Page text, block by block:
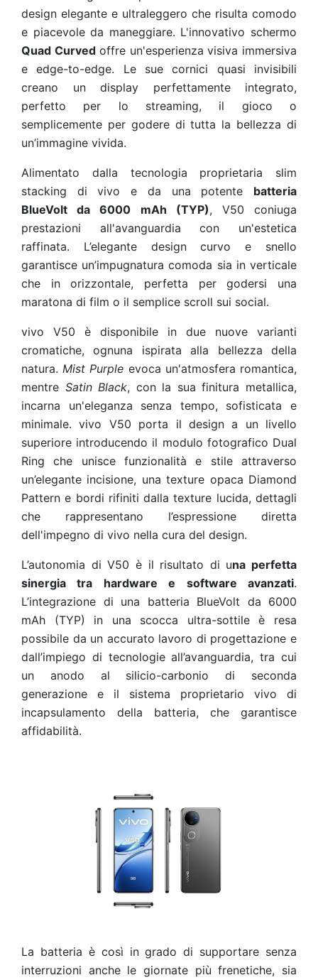
design elegante e ultraleggero che risulta comodo
e piacevole da maneggiare. L'innovativo schermo
Quad Curvedoffre un'esperienza visiva immersiva
e edge-to-edge. Le sue cornici quasi invisibili
creano un display perfettamente integrato,
perfetto per lo streaming, il gioco o
semplicemente per godere di tutta la bellezza di
un’immagine vivida.
Alimentato dalla tecnologia proprietaria slim
stacking di vivo e da una potente batteria
BlueVolt da 6000 mAh (TYP), V50 coniuga
prestazioni all'avanguardia con un'estetica
raffinata. L’elegante design curvo e snello
garantisce un’impugnatura comoda sia in verticale
che in orizzontale, perfetta per godersi una
maratona di film o il semplice scroll sui social.
vivo V50 è disponibile in due nuove varianti
cromatiche, ognuna ispirata alla bellezza della
natura. Mist Purple evoca un'atmosfera romantica,
mentre Satin Black, con la sua finitura metallica,
incarna un'eleganza senza tempo, sofisticata e
minimale. vivo V50 porta il design a un livello
superiore introducendo il modulo fotografico Dual
Ring che unisce funzionalità e stile attraverso
un’elegante incisione, una texture opaca Diamond
Pattern e bordi rifiniti dalla texture lucida, dettagli
che rappresentano l’espressione diretta
dell'impegno di vivo nella cura del design.
L’autonomia di V50 è il risultato di una perfetta
sinergia tra hardware e software avanzati.
L’integrazione di una batteria BlueVolt da 6000
mAh (TYP)
in una scocca ultra-sottile è resa
possibile da un accurato lavoro di progettazione e
dall’impiego di tecnologie all’avanguardia, tra cui
un anodo al silicio-carbonio di seconda
generazione e il sistema proprietario vivo di
incapsulamento della batteria, che garantisce
affidabilità.
La batteria è così in grado di supportare senza
interruzioni anche le giornate più frenetiche, sia